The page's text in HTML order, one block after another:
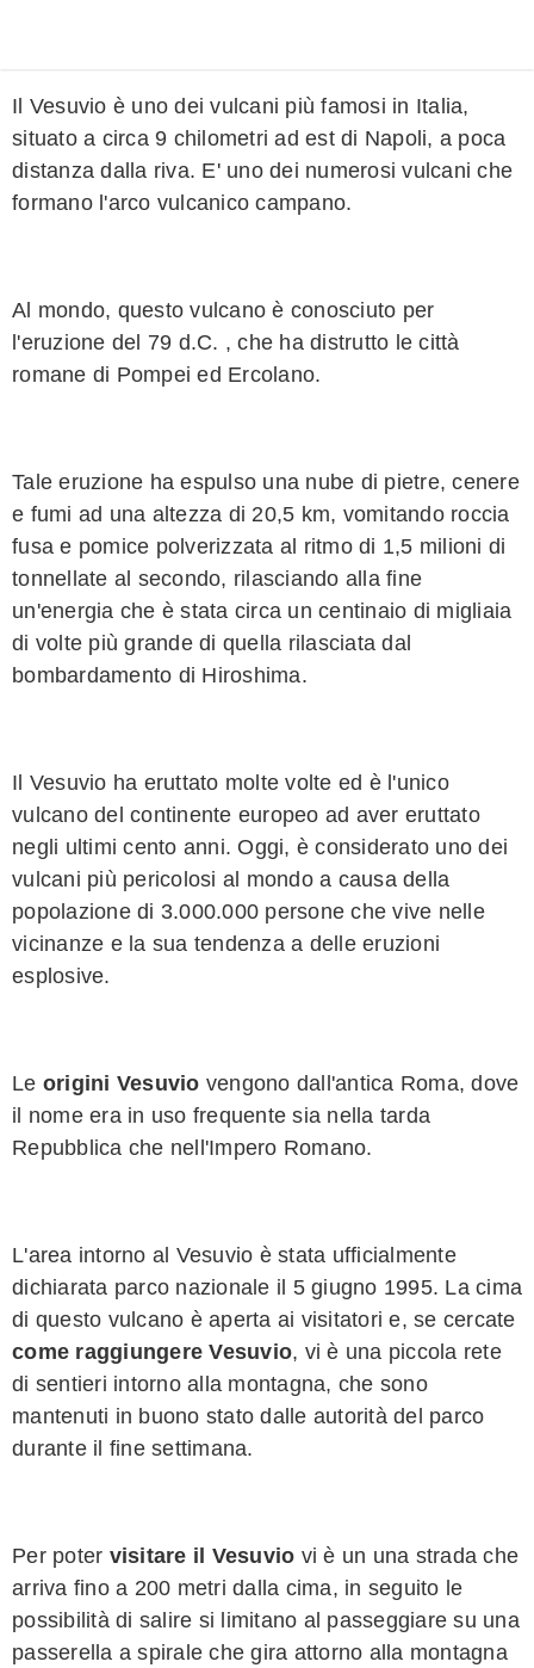
Il Vesuvio è uno dei vulcani più famosi in Italia,
situato a circa 9 chilometri ad est di Napoli, a poca
distanza dalla riva. E' uno dei numerosi vulcani che
formano l'arco vulcanico campano.
Al mondo, questo vulcano è conosciuto per
l'eruzione del 79 d.C. , che ha distrutto le città
romane di Pompei ed Ercolano.
Tale eruzione ha espulso una nube di pietre, cenere
e fumi ad una altezza di 20,5 km, vomitando roccia
fusa e pomice polverizzata al ritmo di 1,5 milioni di
tonnellate al secondo, rilasciando alla fine
un'energia che è stata circa un centinaio di migliaia
di volte più grande di quella rilasciata dal
bombardamento di Hiroshima.
Il Vesuvio ha eruttato molte volte ed è l'unico
vulcano del continente europeo ad aver eruttato
negli ultimi cento anni. Oggi, è considerato uno dei
vulcani più pericolosi al mondo a causa della
popolazione di 3.000.000 persone che vive nelle
vicinanze e la sua tendenza a delle eruzioni
esplosive.
Le origini Vesuvio vengono dall'antica Roma, dove
il nome era in uso frequente sia nella tarda
Repubblica che nell'Impero Romano.
L'area intorno al Vesuvio è stata ufficialmente
dichiarata parco nazionale il 5 giugno 1995. La cima
di questo vulcano è aperta ai visitatori e, se cercate
come raggiungere Vesuvio, vi è una piccola rete
di sentieri intorno alla montagna, che sono
mantenuti in buono stato dalle autorità del parco
durante il fine settimana.
Per poter visitare il Vesuvio vi è un una strada che
arriva fino a 200 metri dalla cima, in seguito le
possibilità di salire si limitano al passeggiare su una
passerella a spirale che gira attorno alla montagna